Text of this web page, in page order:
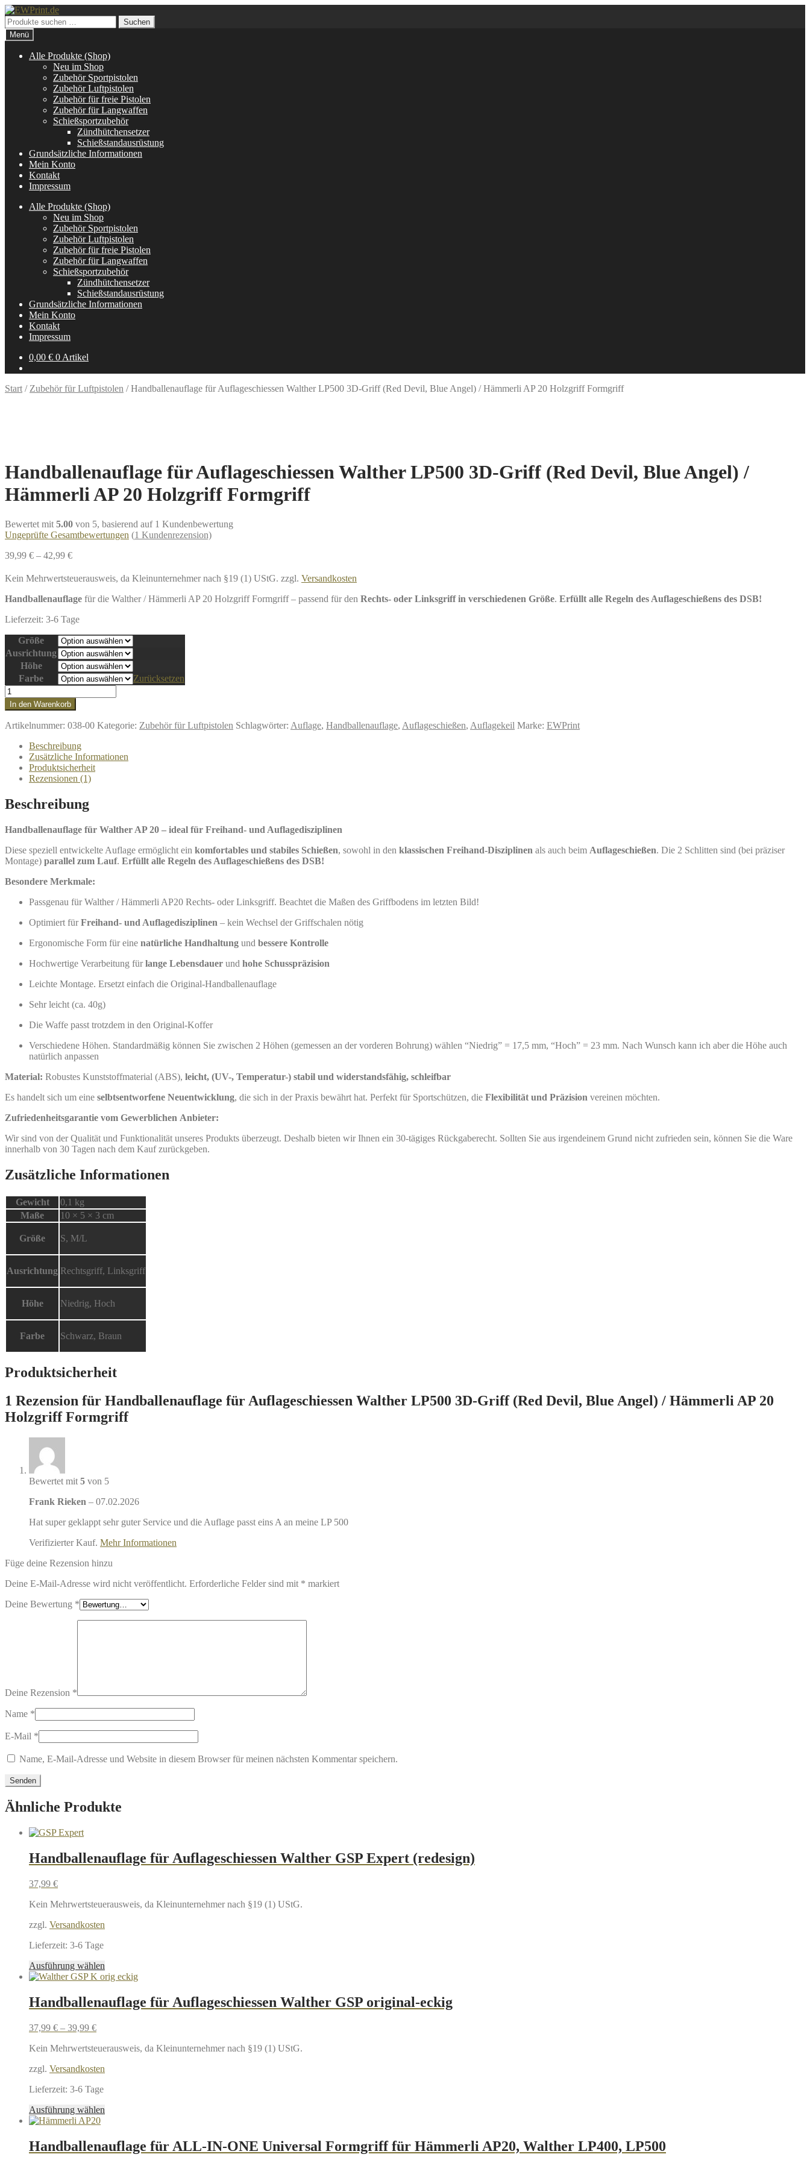
Zur
Navigation
springen
Zum
Inhalt
springen
Suchen
nach:
Suchen
Menü
Alle Produkte (Shop)
Neu im Shop
Zubehör Sportpistolen
Zubehör Luftpistolen
Zubehör für freie Pistolen
Zubehör für Langwaffen
Schießsportzubehör
Zündhütchensetzer
Schießstandausrüstung
Grundsätzliche Informationen
Mein Konto
Kontakt
Impressum
Alle Produkte (Shop)
Neu im Shop
Zubehör Sportpistolen
Zubehör Luftpistolen
Zubehör für freie Pistolen
Zubehör für Langwaffen
Schießsportzubehör
Zündhütchensetzer
Schießstandausrüstung
Grundsätzliche Informationen
Mein Konto
Kontakt
Impressum
0,00 € 0 Artikel
Start / Zubehör für Luftpistolen /Handballenauflage für Auflageschiessen Walther LP500 3D-Griff (Red Devil, Blue Angel) / Hämmerli AP 20 Holzgriff Formgriff
Handballenauflage für Auflageschiessen Walther LP500 3D-Griff (Red Devil, Blue Angel) /
Hämmerli AP 20 Holzgriff Formgriff
Bewertet mit 5.00 von 5, basierend auf 1 Kundenbewertung
Ungeprüfte Gesamtbewertungen (1 Kundenrezension)
39,99 € – 42,99 €
Kein Mehrwertsteuerausweis, da Kleinunternehmer nach §19 (1) UStG. zzgl. Versandkosten
Handballenauflage für die Walther / Hämmerli AP 20 Holzgriff Formgriff – passend für den Rechts- oder Linksgriff in verschiedenen Größe. Erfüllt alle Regeln des Auflageschießens des DSB!
Lieferzeit: 3-6 Tage
Größe
Ausrichtung
Höhe
Farbe
Zurücksetzen
Handballenauflage
für
Auflageschiessen
Walther
Griff
(Red
Devil,
Angel)
/
AP
Holzgriff
Formgriff
In den Warenkorb
Artikelnummer: 038-00 Kategorie: Zubehör für Luftpistolen Schlagwörter: Auflage, Handballenauflage, Auflageschießen, Auflagekeil Marke: EWPrint
Beschreibung
Zusätzliche Informationen
Produktsicherheit
Rezensionen (1)
Beschreibung
Handballenauflage für Walther AP 20 – ideal für Freihand- und Auflagedisziplinen
Diese speziell entwickelte Auflage ermöglicht ein komfortables und stabiles Schießen, sowohl in den klassischen Freihand-Disziplinen als auch beim Auflageschießen. Die 2 Schlitten sind (bei präziser
Montage) parallel zum Lauf. Erfüllt alle Regeln des Auflageschießens des DSB!
Besondere Merkmale:
Passgenau für Walther / Hämmerli AP20 Rechts- oder Linksgriff. Beachtet die Maßen des Griffbodens im letzten Bild!
Optimiert fürFreihand- und Auflagedisziplinen – kein Wechsel der Griffschalen nötig
Ergonomische Form für eine natürliche Handhaltung und bessere Kontrolle
Hochwertige Verarbeitung fürlange Lebensdauer und hohe Schusspräzision
Leichte Montage. Ersetzt einfach die Original-Handballenauflage
Sehr leicht (ca. 40g)
Die Waffe passt trotzdem in den Original-Koffer
Verschiedene Höhen. Standardmäßig können Sie zwischen 2 Höhen (gemessen an der vorderen Bohrung) wählen “Niedrig” = 17,5 mm, “Hoch” = 23 mm. Nach Wunsch kann ich aber die Höhe auch
natürlich anpassen
Material: Robustes Kunststoffmaterial (ABS), leicht, (UV-, Temperatur-) stabil und widerstandsfähig, schleifbar
Es handelt sich um eine selbtsentworfene Neuentwicklung, die sich in der Praxis bewährt hat. Perfekt für Sportschützen, die Flexibilität und Präzision vereinen möchten.
Zufriedenheitsgarantie vom Gewerblichen Anbieter:
Wir sind von der Qualität und Funktionalität unseres Produkts überzeugt. Deshalb bieten wir Ihnen ein 30-tägiges Rückgaberecht. Sollten Sie aus irgendeinem Grund nicht zufrieden sein, können Sie die Ware
innerhalb von 30 Tagen nach dem Kauf zurückgeben.
Zusätzliche Informationen
Gewicht
0,1 kg
Maße
10 × 5 × 3 cm
Größe S, M/L
Ausrichtung Rechtsgriff, Linksgriff
Höhe Niedrig, Hoch
Farbe Schwarz, Braun
Produktsicherheit
1 Rezension für Handballenauflage für Auflageschiessen Walther LP500 3D-Griff (Red Devil, Blue Angel) / Hämmerli AP 20
Holzgriff Formgriff
Bewertet mit 5 von 5
Frank Rieken – 07.02.2026
Hat super geklappt sehr guter Service und die Auflage passt eins A an meine LP 500
Verifizierter Kauf. Mehr Informationen
Füge deine Rezension hinzu
Deine E-Mail-Adresse wird nicht veröffentlicht. Erforderliche Felder sind mit * markiert
Deine Bewertung *
Deine Rezension *
Name *
E-Mail *
Name, E-Mail-Adresse und Website in diesem Browser für meinen nächsten Kommentar speichern.
Ähnliche Produkte
Handballenauflage für Auflageschiessen Walther GSP Expert (redesign)
37,99 €
Kein Mehrwertsteuerausweis, da Kleinunternehmer nach §19 (1) UStG.
zzgl. Versandkosten
Lieferzeit: 3-6 Tage
Ausführung wählen
Produkt
mehrere
Varianten
können
der
Handballenauflage für Auflageschiessen Walther GSP original-eckig
37,99 € – 39,99 €
Kein Mehrwertsteuerausweis, da Kleinunternehmer nach §19 (1) UStG.
zzgl. Versandkosten
Lieferzeit: 3-6 Tage
Ausführung wählen
mehrere
Varianten
Handballenauflage für ALL-IN-ONE Universal Formgriff für Hämmerli AP20, Walther LP400, LP500